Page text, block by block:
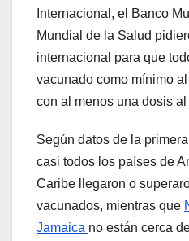
Internacional, el Banco
Mundial de la Salud
internacional para que
vacunado como mínimo
con al menos una dosis
Según datos de la
casi todos los países de
Caribe llegaron o
vacunados, mientras que
Jamaica no están cerca